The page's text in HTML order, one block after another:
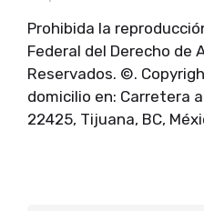
Prohibida la
Federal del Derecho de
Reservados. ©.
domicilio en: Carretera
22425, Tijuana, BC,